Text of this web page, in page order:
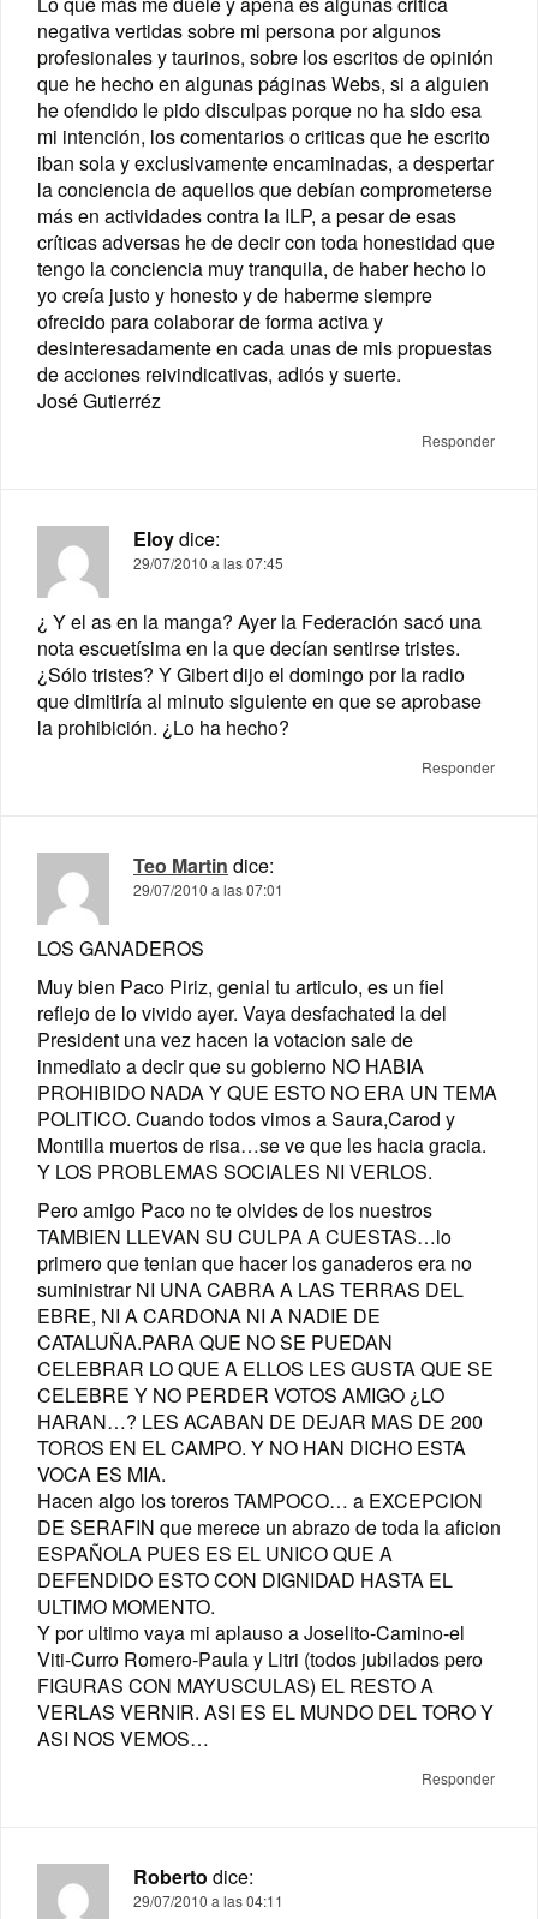
negativa vertidas sobre mi persona por algunos
profesionales y taurinos, sobre los escritos de opinión
que he hecho en algunas páginas Webs, si a alguien
he ofendido le pido disculpas porque no ha sido esa
mi intención, los comentarios o criticas que he escrito
iban sola y exclusivamente encaminadas, a despertar
la conciencia de aquellos que debían comprometerse
más en actividades contra la ILP, a pesar de esas
críticas adversas he de decir con toda honestidad que
tengo la conciencia muy tranquila, de haber hecho lo
yo creía justo y honesto y de haberme siempre
ofrecido para colaborar de forma activa y
desinteresadamente en cada unas de mis propuestas
de acciones reivindicativas, adiós y suerte.
José Gutierréz
Responder
Eloydice:
29/07/2010 a las 07:45
¿ Y el as en la manga? Ayer la Federación sacó una
nota escuetísima en la que decían sentirse tristes.
¿Sólo tristes? Y Gibert dijo el domingo por la radio
que dimitiría al minuto siguiente en que se aprobase
la prohibición. ¿Lo ha hecho?
Responder
Teo Martin dice:
29/07/2010 a las 07:01
LOS GANADEROS
Muy bien Paco Piriz, genial tu articulo, es un fiel
reflejo de lo vivido ayer. Vaya desfachated la del
President una vez hacen la votacion sale de
inmediato a decir que su gobierno NO HABIA
PROHIBIDO NADA Y QUE ESTO NO ERA UN TEMA
POLITICO. Cuando todos vimos a Saura,Carod y
Montilla muertos de risa…se ve que les hacia gracia.
Y LOS PROBLEMAS SOCIALES NI VERLOS.
Pero amigo Paco no te olvides de los nuestros
TAMBIEN LLEVAN SU CULPA A CUESTAS…lo
primero que tenian que hacer los ganaderos era no
suministrar NI UNA CABRA A LAS TERRAS DEL
EBRE, NI A CARDONA NI A NADIE DE
CATALUÑA.PARA QUE NO SE PUEDAN
CELEBRAR LO QUE A ELLOS LES GUSTA QUE SE
CELEBRE Y NO PERDER VOTOS AMIGO ¿LO
HARAN…? LES ACABAN DE DEJAR MAS DE 200
TOROS EN EL CAMPO. Y NO HAN DICHO ESTA
VOCA ES MIA.
Hacen algo los toreros TAMPOCO… a EXCEPCION
DE SERAFIN que merece un abrazo de toda la aficion
ESPAÑOLA PUES ES EL UNICO QUE A
DEFENDIDO ESTO CON DIGNIDAD HASTA EL
ULTIMO MOMENTO.
Y por ultimo vaya mi aplauso a Joselito-Camino-el
Viti-Curro Romero-Paula y Litri (todos jubilados pero
FIGURAS CON MAYUSCULAS) EL RESTO A
VERLAS VERNIR. ASI ES EL MUNDO DEL TORO Y
ASI NOS VEMOS…
Responder
Roberto dice:
29/07/2010 a las 04:11